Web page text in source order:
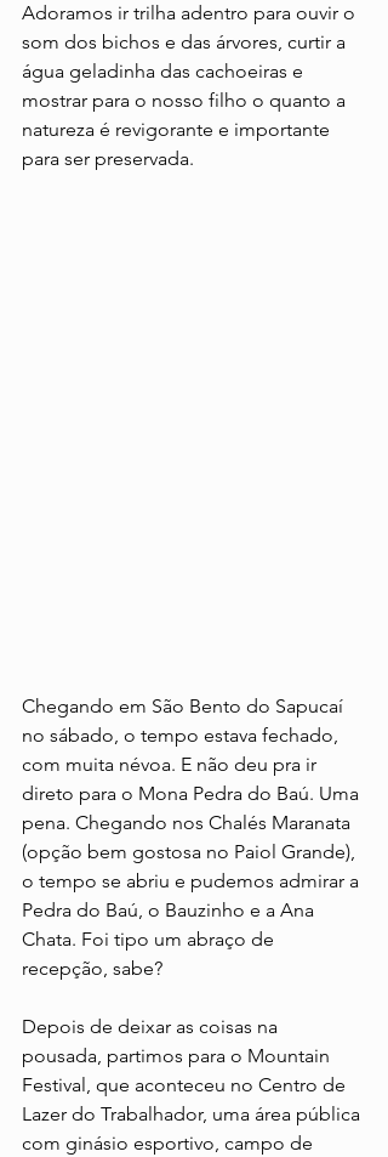
Adoramos ir trilha adentro para ouvir o
som dos bichos e das árvores, curtir a
água geladinha das cachoeiras e
mostrar para o nosso filho o quanto a
natureza é revigorante e importante
para ser preservada.
Chegando em São Bento do Sapucaí
no sábado, o tempo estava fechado,
com muita névoa. E não deu pra ir
direto para o Mona Pedra do Baú. Uma
pena. Chegando nos Chalés Maranata
(opção bem gostosa no Paiol Grande),
o tempo se abriu e pudemos admirar a
Pedra do Baú, o Bauzinho e a Ana
Chata. Foi tipo um abraço de
recepção, sabe?
Depois de deixar as coisas na
pousada, partimos para o Mountain
Festival, que aconteceu no Centro de
Lazer do Trabalhador, uma área pública
com ginásio esportivo, campo de